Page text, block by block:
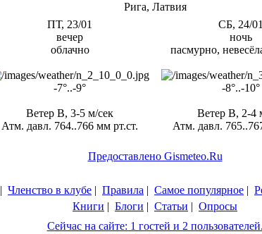
Рига, Латвия
ПТ, 23/01
вечер
облачно
-7°..-9°
Ветер В, 3-5 м/сек
Атм. давл. 764..766 мм рт.ст.
СБ, 24/01
ночь
пасмурно,
-8°..-10°
Ветер В, 2-4
Атм. давл.
Предоставлено Gismeteo.Ru
| Членство в клубе | Правила | Самое популярное |
Книги | Блоги | Статьи | Опросы
Сейчас на сайте: 1 гостей и 2 пользователей.